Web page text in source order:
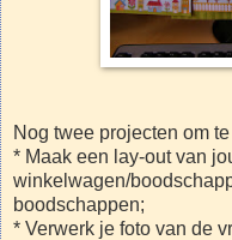
Nog twee projecten om
* Maak een lay-out van
winkelwagen/
boodschappen;
* Verwerk je foto van de